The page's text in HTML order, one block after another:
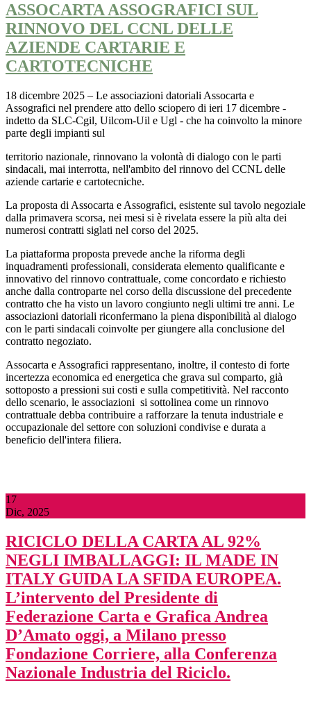
ASSOCARTA ASSOGRAFICI SUL
RINNOVO DEL CCNL DELLE
AZIENDE CARTARIE E
CARTOTECNICHE
18 dicembre 2025 – Le associazioni datoriali Assocarta e
Assografici nel prendere atto dello sciopero di ieri 17 dicembre -
indetto da SLC-Cgil, Uilcom-Uil e Ugl - che ha coinvolto la minore
parte degli impianti sul
territorio nazionale, rinnovano la volontà di dialogo con le parti
sindacali, mai interrotta, nell'ambito del rinnovo del CCNL delle
aziende cartarie e cartotecniche.
La proposta di Assocarta e Assografici, esistente sul tavolo negoziale
dalla primavera scorsa, nei mesi si è rivelata essere la più alta dei
numerosi contratti siglati nel corso del 2025.
La piattaforma proposta prevede anche la riforma degli
inquadramenti professionali, considerata elemento qualificante e
innovativo del rinnovo contrattuale, come concordato e richiesto
anche dalla controparte nel corso della discussione del precedente
contratto che ha visto un lavoro congiunto negli ultimi tre anni. Le
associazioni datoriali riconfermano la piena disponibilità al dialogo
con le parti sindacali coinvolte per giungere alla conclusione del
contratto negoziato.
Assocarta e Assografici rappresentano, inoltre, il contesto di forte
incertezza economica ed energetica che grava sul comparto, già
sottoposto a pressioni sui costi e sulla competitività. Nel racconto
dello scenario, le associazioni si sottolinea come un rinnovo
contrattuale debba contribuire a rafforzare la tenuta industriale e
occupazionale del settore con soluzioni condivise e durata a
beneficio dell'intera filiera.
17
Dic, 2025
RICICLO DELLA CARTA AL 92%
NEGLI IMBALLAGGI: IL MADE IN
ITALY GUIDA LA SFIDA EUROPEA.
L’intervento del Presidente di
Federazione Carta e Grafica Andrea
D’Amato oggi, a Milano presso
Fondazione Corriere, alla Conferenza
Nazionale Industria del Riciclo.